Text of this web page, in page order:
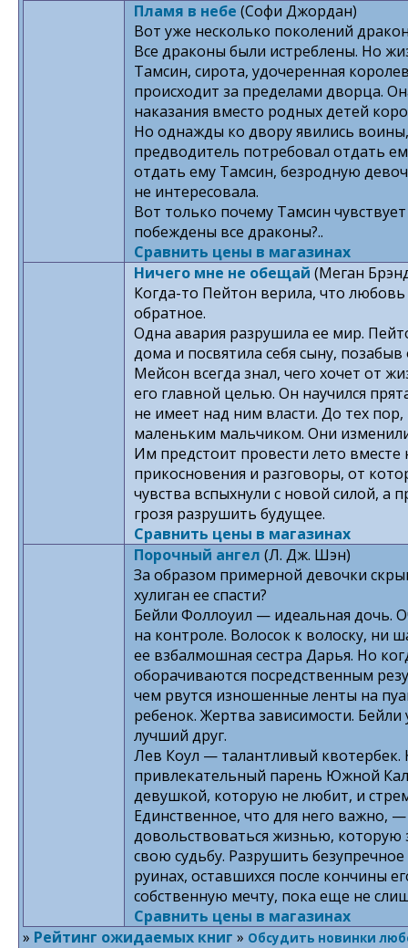
Пламя в небе (Софи Джордан)
Вот уже несколько поколений
Все драконы были истреблены. Но
Тамсин, сирота, удочеренная
происходит за пределами дворца.
наказания вместо родных детей
Но однажды ко двору явились
предводитель потребовал отдать
отдать ему Тамсин, безродную
не интересовала.
Вот только почему Тамсин
побеждены все драконы?..
Сравнить цены в магазинах
Ничего мне не обещай (Меган
Когда-то Пейтон верила, что
обратное.
Одна авария разрушила ее мир.
дома и посвятила себя сыну, позабыв
Мейсон всегда знал, чего хочет от
его главной целью. Он научился
не имеет над ним власти. До тех пор,
маленьким мальчиком. Они
Им предстоит провести лето вместе
прикосновения и разговоры, от
чувства вспыхнули с новой силой, а
грозя разрушить будущее.
Сравнить цены в магазинах
Порочный ангел (Л. Дж. Шэн)
За образом примерной девочки
хулиган ее спасти?
Бейли Фоллоуил — идеальная дочь.
на контроле. Волосок к волоску, ни
ее взбалмошная сестра Дарья. Но
оборачиваются посредственным
чем рвутся изношенные ленты на
ребенок. Жертва зависимости.
лучший друг.
Лев Коул — талантливый
привлекательный парень Южной
девушкой, которую не любит, и
Единственное, что для него важно,
довольствоваться жизнью, которую
свою судьбу. Разрушить
руинах, оставшихся после кончины
собственную мечту, пока еще не
Сравнить цены в магазинах
» Рейтинг ожидаемых книг » Обсудить новинки